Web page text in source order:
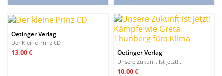
Produkte anzeigen90
Oetinger Verlag
Der Kleine Prinz CD
Preis
13,00 € Oetinger Verlag
Unsere Zukunft Ist Jetzt!...
Preis
10,00 €